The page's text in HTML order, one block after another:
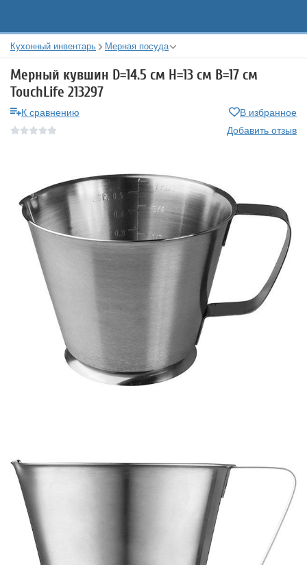
Кухонный инвентарь Мерная посуда
Мерный кувшин D=14.5 см H=13 см B=17 см
TouchLife 213297
К сравнению
В избранное
Добавить отзыв